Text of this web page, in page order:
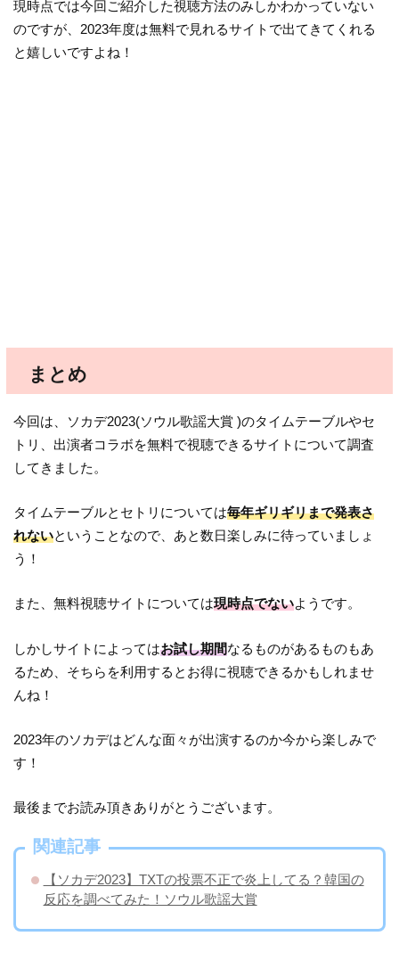
現時点では今回ご紹介した視聴方法のみしかわかっていない
のですが、2023年度は無料で見れるサイトで出てきてくれる
と嬉しいですよね！
まとめ
今回は、ソカデ2023(ソウル歌謡大賞 )のタイムテーブルやセ
トリ、出演者コラボを無料で視聴できるサイトについて調査
してきました。
タイムテーブルとセトリについては毎年ギリギリまで発表さ
れないということなので、あと数日楽しみに待っていましょ
う！
また、無料視聴サイトについては現時点でないようです。
しかしサイトによってはお試し期間なるものがあるものもあ
るため、そちらを利用するとお得に視聴できるかもしれませ
んね！
2023年のソカデはどんな面々が出演するのか今から楽しみで
す！
最後までお読み頂きありがとうございます。
関連記事
【ソカデ2023】TXTの投票不正で炎上してる？韓国の
反応を調べてみた！ソウル歌謡大賞